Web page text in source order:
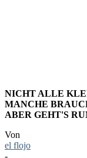
NICHT ALLE
MANCHE
ABER GEHT'S
Von
el flojo
-